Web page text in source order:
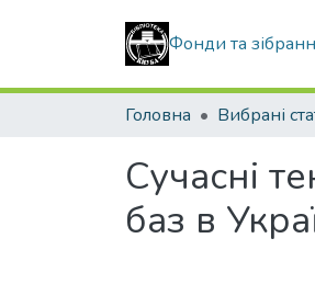
Фонди та
Головна
Сучасні
баз в